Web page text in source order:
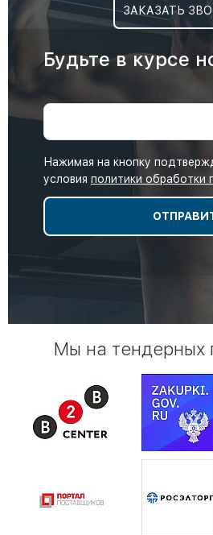
ЗАКАЗАТЬ
Будьте в курсе
Нажимая на кнопку
условия политики обработки
Мы на тендерных